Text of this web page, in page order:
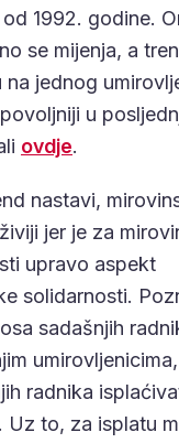
1992. godine.
se mijenja, a
na jednog
u
ovdje.
nastavi,
jer je za
upravo aspekt
solidarnosti.
sadašnjih
radnika
Uz to, za isplatu